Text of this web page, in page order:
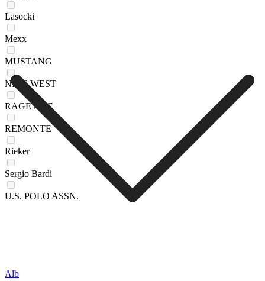
Lasocki
Mexx
MUSTANG
NINE WEST
RAGE AGE
REMONTE
Rieker
Sergio Bardi
U.S. POLO ASSN.
Alb